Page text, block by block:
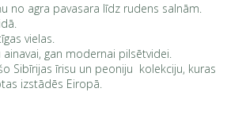
no agra pavasara līdz rudens salnām.
vielas.
gan modernai pilsētvidei.
Sibīrijas īrisu un peoniju kolekciju, kuras
izstādēs Eiropā.